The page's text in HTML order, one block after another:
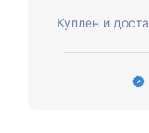
Куплен и